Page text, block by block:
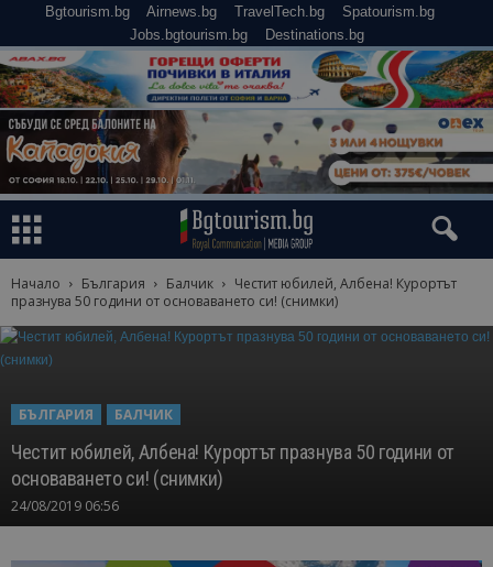
Bgtourism.bg Airnews.bg TravelTech.bg
Spatourism.bg
Jobs.bgtourism.bg
Destinations.bg
Начало България Балчик
Честит юбилей, Албена! Курортът
празнува 50 години от основаването си! (снимки)
БЪЛГАРИЯ БАЛЧИК
Честит юбилей, Албена! Курортът празнува 50 години от
основаването си! (снимки)
24/08/2019 06:56